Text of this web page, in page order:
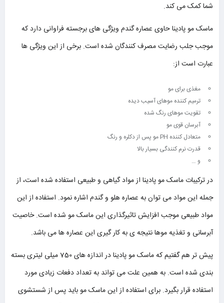
شما کمک می کند.
ماسک مو پادینا حاوی عصاره گندم ویژگی های برجسته فراوانی دارد که
موجب جلب رضایت مصرف کنندگان شده است. برخی از این ویژگی ها
عبارت است از:
مغذی برای مو
ترمیم کننده موهای آسیب دیده
تقویت موهای رنگ شده
آبرسان قوی مو
متعادل کننده PH مو پس از دکلره و رنگ
قدرت نرم کنندگی بسیار بالا
و …
در ترکیبات ماسک مو پادینا از مواد گیاهی و طبیعی استفاده شده است، از
جمله این مواد می توان به عصاره هلو و گندم اشاره نمود. استفاده از این
مواد طبیعی موجب افزایش تاثیرگذاری این ماسک مو شده است. خاصیت
آبرسانی و تغذیه موها نتیجه ی به کار گیری این عصاره ها می باشد.
پیش تر هم گفتیم که ماسک مو پادینا در اندازه های 750 میلی لیتری بسته
بندی شده است. به همین علت می تواند به تعداد دفعات زیادی مورد
استفاده قرار بگیرد. برای استفاده از این ماسک مو باید پس از شستشوی